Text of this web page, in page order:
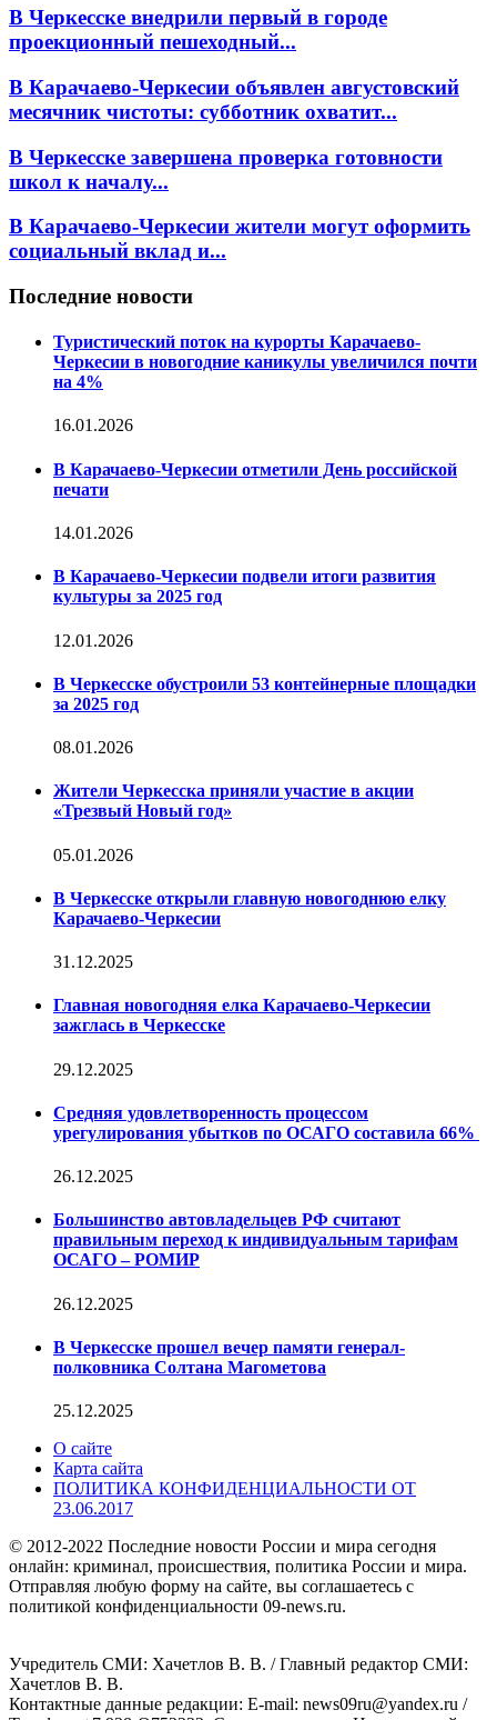
В Черкесске внедрили первый в городе
проекционный пешеходный...
В Карачаево-Черкесии объявлен августовский
месячник чистоты: субботник охватит...
В Черкесске завершена проверка готовности
школ к началу...
В Карачаево-Черкесии жители могут оформить
социальный вклад и...
Последние новости
Туристический поток на курорты Карачаево-
Черкесии в новогодние каникулы увеличился почти
на 4%
16.01.2026
В Карачаево-Черкесии отметили День российской
печати
14.01.2026
В Карачаево-Черкесии подвели итоги развития
культуры за 2025 год
12.01.2026
В Черкесске обустроили 53 контейнерные площадки
за 2025 год
08.01.2026
Жители Черкесска приняли участие в акции
«Трезвый Новый год»
05.01.2026
В Черкесске открыли главную новогоднюю елку
Карачаево-Черкесии
31.12.2025
Главная новогодняя елка Карачаево-Черкесии
зажглась в Черкесске
29.12.2025
Средняя удовлетворенность процессом
урегулирования убытков по ОСАГО составила 66%
26.12.2025
Большинство автовладельцев РФ считают
правильным переход к индивидуальным тарифам
ОСАГО – РОМИР
26.12.2025
В Черкесске прошел вечер памяти генерал-
полковника Солтана Магометова
25.12.2025
О сайте
Карта сайта
ПОЛИТИКА КОНФИДЕНЦИАЛЬНОСТИ ОТ
23.06.2017
© 2012-2022 Последние новости России и мира сегодня
онлайн: криминал, происшествия, политика России и мира.
Отправляя любую форму на сайте, вы соглашаетесь с
политикой конфиденциальности 09-news.ru.
Учредитель СМИ: Хaчeтлoв B. B. / Главный редактор СМИ:
Хaчeтлoв B. B.
Контактные данные редакции: E-mail: news09ru@yandex.ru /